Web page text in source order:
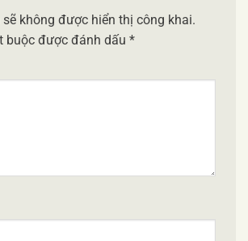
không được hiển thị công khai.
buộc được đánh dấu *